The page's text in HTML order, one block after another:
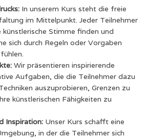
In unserem Kurs steht die freie
im Mittelpunkt. Jeder Teilnehmer
künstlerische Stimme finden und
sich durch Regeln oder Vorgaben
Wir präsentieren inspirierende
Aufgaben, die die Teilnehmer dazu
auszuprobieren, Grenzen zu
künstlerischen Fähigkeiten zu
Inspiration: Unser Kurs schafft eine
in der die Teilnehmer sich